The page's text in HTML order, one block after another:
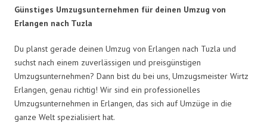
Günstiges Umzugsunternehmen für deinen Umzug von
Erlangen nach Tuzla
Du planst gerade deinen Umzug von Erlangen nach Tuzla und
suchst nach einem zuverlässigen und preisgünstigen
Umzugsunternehmen? Dann bist du bei uns, Umzugsmeister Wirtz
Erlangen, genau richtig! Wir sind ein professionelles
Umzugsunternehmen in Erlangen, das sich auf Umzüge in die
ganze Welt spezialisiert hat.